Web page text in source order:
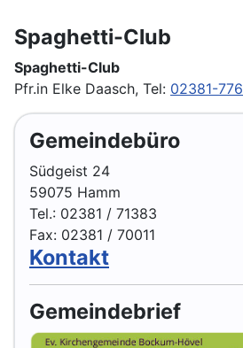
Spaghetti-Club
Spaghetti-Club
Pfr.in Elke Daasch, Tel: 02381-
Gemeindebüro
Südgeist 24
59075 Hamm
Tel.: 02381 / 71383
Fax: 02381 / 70011
Kontakt
Gemeindebrief